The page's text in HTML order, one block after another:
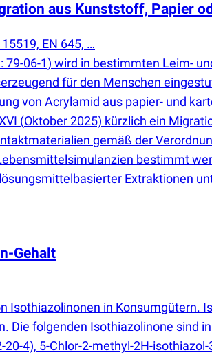
aus Kunststoff, Papier
EN 645, …
79-06-1) wird in bestimmten Leim-
für den Menschen
von Acrylamid aus papier- und
(Oktober 2025) kürzlich ein
gemäß der
bestimmt
Extraktionen
Gehalt
Isothiazolinonen in Konsumgütern.
Die folgenden Isothiazolinone sind
20-4), 5-Chlor-2-methyl-2H-isothiazol-